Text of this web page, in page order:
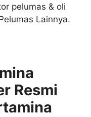
pelumas & oli
Lainnya.
Resmi